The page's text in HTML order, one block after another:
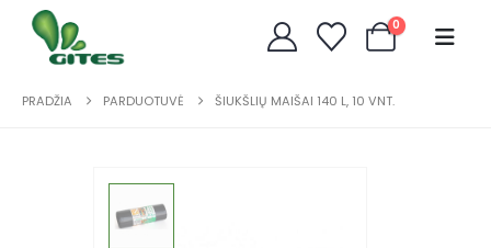
0
PRADŽIA PARDUOTUVĖ ŠIUKŠLIŲ MAIŠAI 140 L, 10 VNT.